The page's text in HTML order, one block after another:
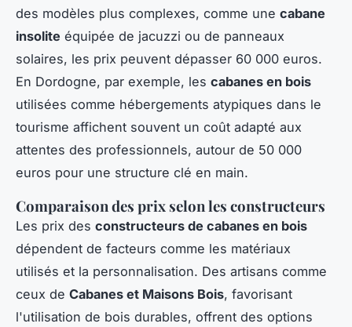
des modèles plus complexes, comme une cabane
insolite équipée de jacuzzi ou de panneaux
solaires, les prix peuvent dépasser 60 000 euros.
En Dordogne, par exemple, les cabanes en bois
utilisées comme hébergements atypiques dans le
tourisme affichent souvent un coût adapté aux
attentes des professionnels, autour de 50 000
euros pour une structure clé en main.
Comparaison des prix selon les constructeurs
Les prix des constructeurs de cabanes en bois
dépendent de facteurs comme les matériaux
utilisés et la personnalisation. Des artisans comme
ceux de Cabanes et Maisons Bois, favorisant
l'utilisation de bois durables, offrent des options